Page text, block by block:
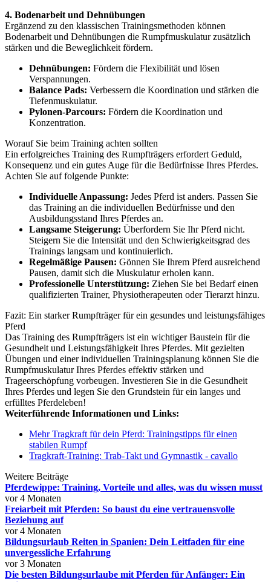
4. Bodenarbeit und Dehnübungen
Ergänzend zu den klassischen Trainingsmethoden können
Bodenarbeit und Dehnübungen die Rumpfmuskulatur zusätzlich
stärken und die Beweglichkeit fördern.
Dehnübungen: Fördern die Flexibilität und lösen
Verspannungen.
Balance Pads: Verbessern die Koordination und stärken die
Tiefenmuskulatur.
Pylonen-Parcours: Fördern die Koordination und
Konzentration.
Worauf Sie beim Training achten sollten
Ein erfolgreiches Training des Rumpfträgers erfordert Geduld,
Konsequenz und ein gutes Auge für die Bedürfnisse Ihres Pferdes.
Achten Sie auf folgende Punkte:
Individuelle Anpassung: Jedes Pferd ist anders. Passen Sie
das Training an die individuellen Bedürfnisse und den
Ausbildungsstand Ihres Pferdes an.
Langsame Steigerung: Überfordern Sie Ihr Pferd nicht.
Steigern Sie die Intensität und den Schwierigkeitsgrad des
Trainings langsam und kontinuierlich.
Regelmäßige Pausen: Gönnen Sie Ihrem Pferd ausreichend
Pausen, damit sich die Muskulatur erholen kann.
Professionelle Unterstützung: Ziehen Sie bei Bedarf einen
qualifizierten Trainer, Physiotherapeuten oder Tierarzt hinzu.
Fazit: Ein starker Rumpfträger für ein gesundes und leistungsfähiges
Pferd
Das Training des Rumpfträgers ist ein wichtiger Baustein für die
Gesundheit und Leistungsfähigkeit Ihres Pferdes. Mit gezielten
Übungen und einer individuellen Trainingsplanung können Sie die
Rumpfmuskulatur Ihres Pferdes effektiv stärken und
Trageerschöpfung vorbeugen. Investieren Sie in die Gesundheit
Ihres Pferdes und legen Sie den Grundstein für ein langes und
erfülltes Pferdeleben!
Weiterführende Informationen und Links:
Mehr Tragkraft für dein Pferd: Trainingstipps für einen
stabilen Rumpf
Tragkraft-Training: Trab-Takt und Gymnastik - cavallo
Weitere Beiträge
Pferdewippe: Training, Vorteile und alles, was du wissen musst
vor 4 Monaten
Freiarbeit mit Pferden: So baust du eine vertrauensvolle
Beziehung auf
vor 4 Monaten
Bildungsurlaub Reiten in Spanien: Dein Leitfaden für eine
unvergessliche Erfahrung
vor 3 Monaten
Die besten Bildungsurlaube mit Pferden für Anfänger: Ein